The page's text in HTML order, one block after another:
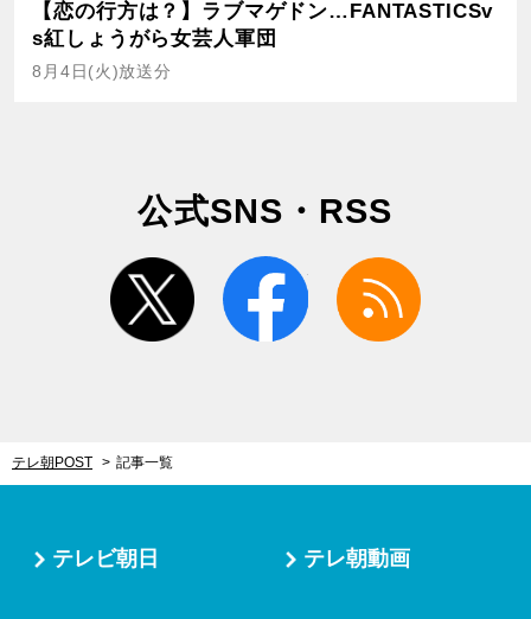
【恋の行方は？】ラブマゲドン…FANTASTICSv
s紅しょうがら女芸人軍団
8月4日(火)放送分
公式SNS・RSS
twitter facebook
テレ朝POST 記事一覧
テレビ朝日 テレ朝動画